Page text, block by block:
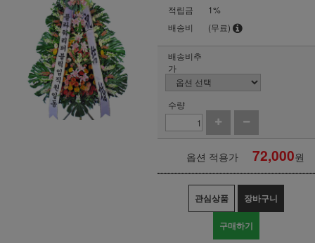
적립금
1%
배송비
(무료)
배송비추
가
수량
옵션 적용가 72,000원
관심상품 장바구니
구매하기